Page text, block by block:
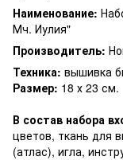
Наименование:
Мч. Иулия"
Производитель:
Техника: вышивка
Размер: 18 х 23 см.
В состав набора
цветов, ткань для
(атлас), игла,